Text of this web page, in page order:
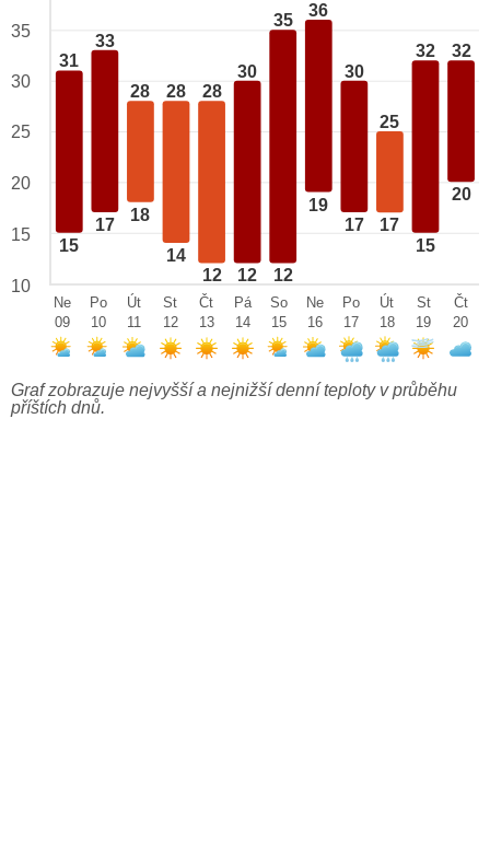
31
15
33
17
28
18
28
14
28
12
30
12
35
12
36
19
30
17
25
17
32
15
32
20
35
30
25
20
15
10
Ne
09
Po
10
Út
11
St
12
Čt
13
Pá
14
So
15
Ne
16
Po
17
Út
18
St
19
Čt
20
Graf zobrazuje nejvyšší a nejnižší denní teploty v průběhu
příštích dnů.